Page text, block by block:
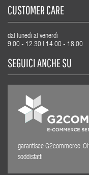
CUSTOMER CARE
dal lunedì al venerdì
9.00 - 12.30 | 14.00 - 18.00
SEGUICI ANCHE SU
garantisce G2commerce.
soddisfatti